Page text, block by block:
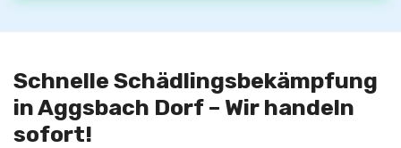
Schnelle Schädlingsbekämpfung
in Aggsbach Dorf – Wir handeln
sofort!